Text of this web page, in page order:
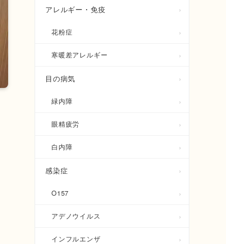
アレルギー・免疫
花粉症
寒暖差アレルギー
目の病気
緑内障
眼精疲労
白内障
感染症
O157
アデノウイルス
インフルエンザ